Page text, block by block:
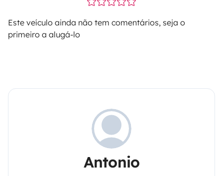
Este veículo ainda não tem comentários, seja o
primeiro a alugá-lo
Antonio